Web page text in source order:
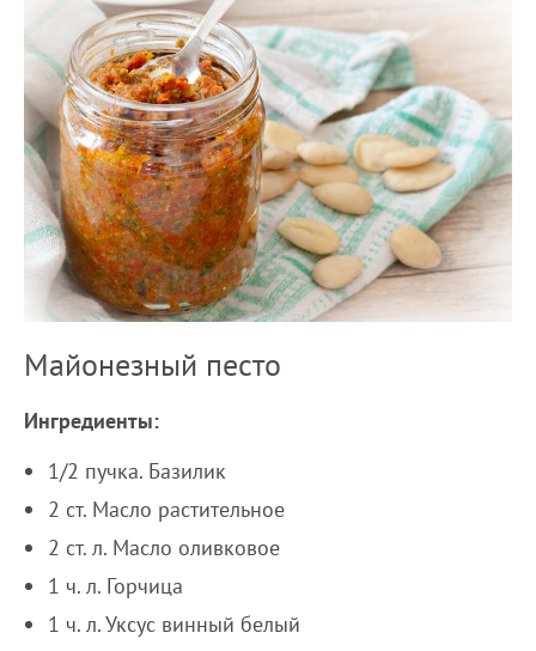
Майонезный песто
Ингредиенты:
1/2 пучка. Базилик
2 ст. Масло растительное
2 ст. л. Масло оливковое
1 ч. л. Горчица
1 ч. л. Уксус винный белый